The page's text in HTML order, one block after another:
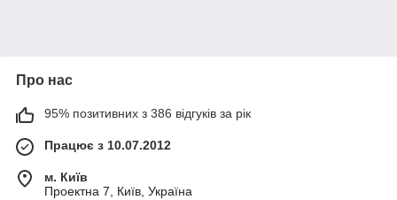
Про нас
95% позитивних з 386 відгуків за рік
Працює з 10.07.2012
м. Київ
Проектна 7, Київ, Україна